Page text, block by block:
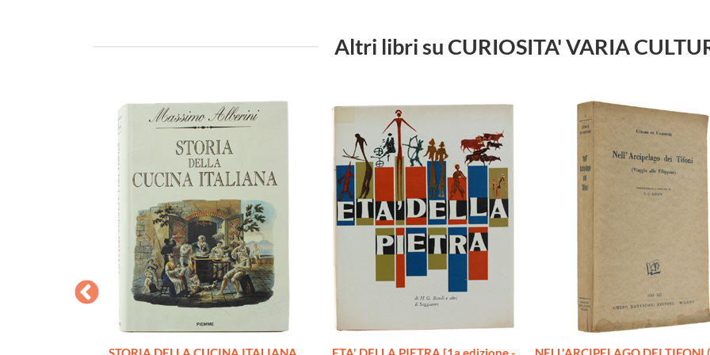
Altri libri su CURIOSITA' VARIA